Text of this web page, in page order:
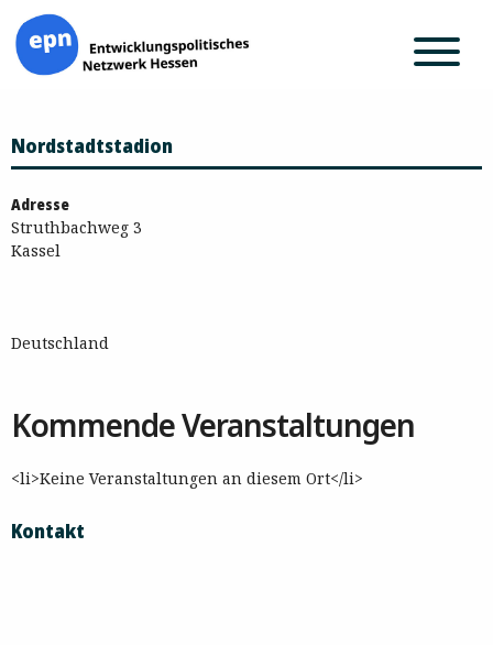
Inhalt
springen
Nordstadtstadion
Adresse
Struthbachweg 3
Kassel
Deutschland
Kommende Veranstaltungen
<li>Keine Veranstaltungen an diesem Ort</li>
Kontakt